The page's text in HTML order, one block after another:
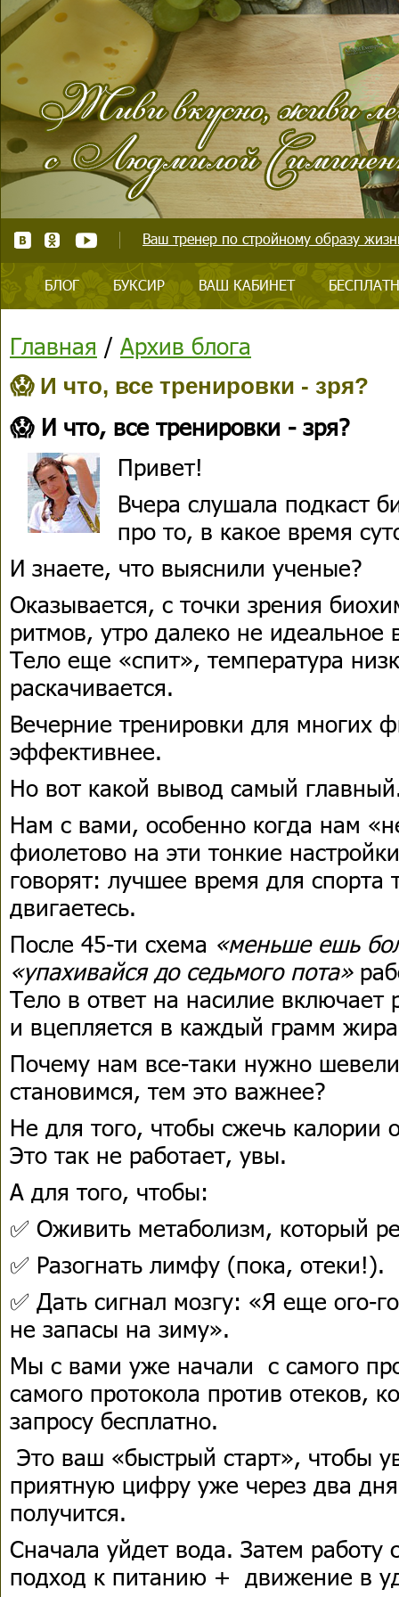
Ваш тренер по стройному образу
БЛОГ БУКСИР ВАШ КАБИНЕТ
Главная / Архив блога
😱 И что, все тренировки - зря?
😱 И что, все тренировки - зря?
Привет!
Вчера слушала подкаст
про то, в какое время
И знаете, что выяснили ученые?
Оказывается, с точки зрения
ритмов, утро далеко не идеальное
Тело еще «спит», температура
раскачивается.
Вечерние тренировки для многих
эффективнее.
Но вот какой вывод самый
Нам с вами, особенно когда нам
фиолетово на эти тонкие
говорят: лучшее время для спорта
двигаетесь.
После 45-ти схема «меньше ешь
«упахивайся до седьмого пота»
Тело в ответ на насилие
и вцепляется в каждый грамм
Почему нам все-таки нужно
становимся, тем это важнее?
Не для того, чтобы сжечь калории
Это так не работает, увы.
А для того, чтобы:
✅ Оживить метаболизм, который
✅ Разогнать лимфу (пока, отеки!).
✅ Дать сигнал мозгу: «Я еще
не запасы на зиму».
Мы с вами уже начали с самого
самого протокола против отеков,
запросу бесплатно.
Это ваш «быстрый старт», чтобы
приятную цифру уже через два
получится.
Сначала уйдет вода. Затем работу
подход к питанию + движение в